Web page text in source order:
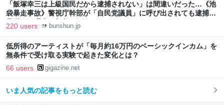
「飯塚幸三は上級国民だから逮捕されない」は間違いだった…《池
袋暴走事故》警視庁幹部が「自民党議員」に呼び出されても逮捕を
見送った理由 | 文春オンライン
220 users bunshun.jp
低所得のアーティストが「毎月約16万円のベーシックインカム」を
無条件で受け取る実験で起きた変化とは？
66 users gigazine.net
いま人気の記事をもっと読む